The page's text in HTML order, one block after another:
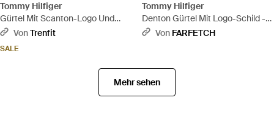
Tommy Hilfiger
Gürtel Mit Scanton-Logo Und
Quadratischer Schnalle -
VonTrenfit
SALE
Tommy Hilfiger
Denton Gürtel Mit Logo-Schild -
Schwarz
Von FARFETCH
Mehr sehen